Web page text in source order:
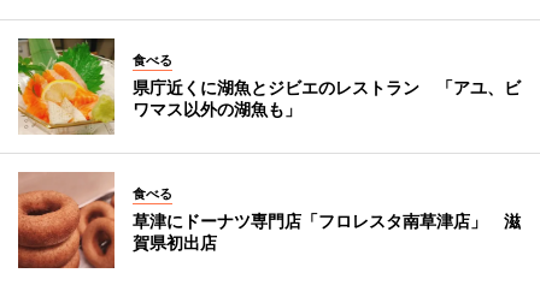
食べる
県庁近くに湖魚とジビエのレストラン 「アユ、ビ
ワマス以外の湖魚も」
食べる
草津にドーナツ専門店「フロレスタ南草津店」 滋
賀県初出店